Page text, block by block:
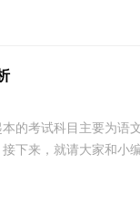
的考试科目主要为语
下来，就请大家和小